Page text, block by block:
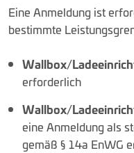
Eine Anmeldung ist
bestimmte
Wallbox/
erforderlich
Wallbox/
eine Anmeldung als
gemäß § 14a EnWG